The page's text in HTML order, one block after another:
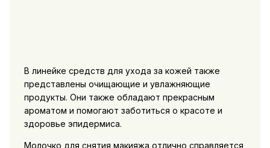
В линейке средств для ухода за кожей также
представлены очищающие и увлажняющие
продукты. Они также обладают прекрасным
ароматом и помогают заботиться о красоте и
здоровье эпидермиса.
Молочко для снятия макияжа отлично справляется